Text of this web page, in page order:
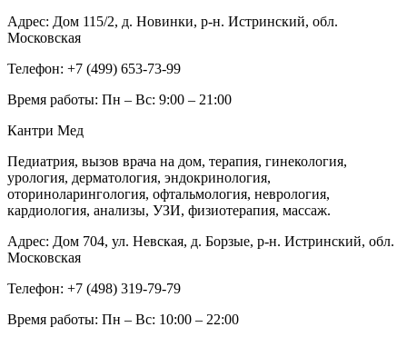
Адрес: Дом 115/2, д. Новинки, р-н. Истринский, обл.
Московская
Телефон: +7 (499) 653-73-99
Время работы: Пн – Вс: 9:00 – 21:00
Кантри Мед
Педиатрия, вызов врача на дом, терапия, гинекология,
урология, дерматология, эндокринология,
оториноларингология, офтальмология, неврология,
кардиология, анализы, УЗИ, физиотерапия, массаж.
Адрес: Дом 704, ул. Невская, д. Борзые, р-н. Истринский, обл.
Московская
Телефон: +7 (498) 319-79-79
Время работы: Пн – Вс: 10:00 – 22:00